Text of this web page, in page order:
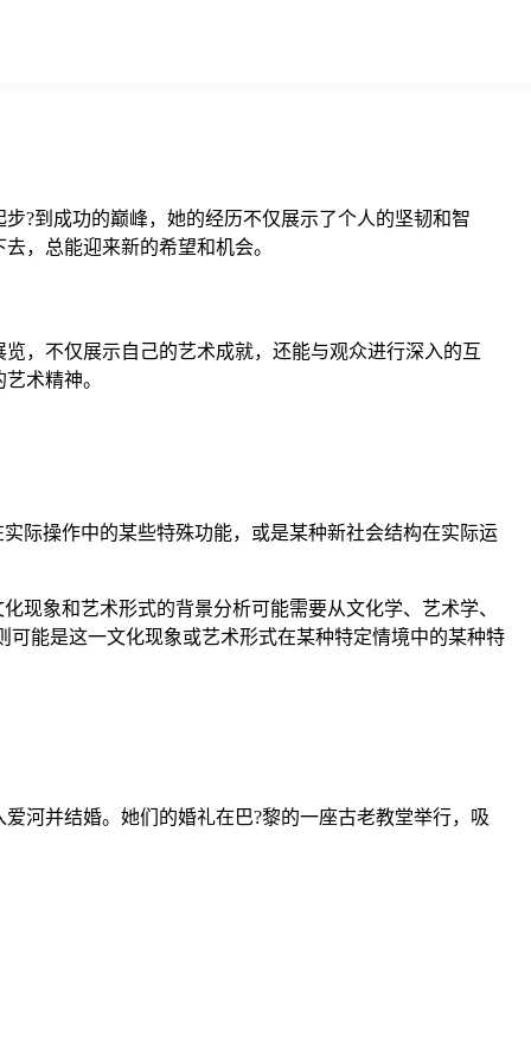
?到成功的巅峰，她的经历不仅展示了个人的坚韧和智
，总能迎来新的希望和机会。
，不仅展示自己的艺术成就，还能与观众进行深入的互
术精神。
际操作中的某些特殊功能，或是某种新社会结构在实际运
现象和艺术形式的背景分析可能需要从文化学、艺术学、
可能是这一文化现象或艺术形式在某种特定情境中的某种特
河并结婚。她们的婚礼在巴?黎的一座古老教堂举行，吸